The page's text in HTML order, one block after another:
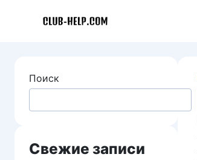
Поиск
Свежие записи